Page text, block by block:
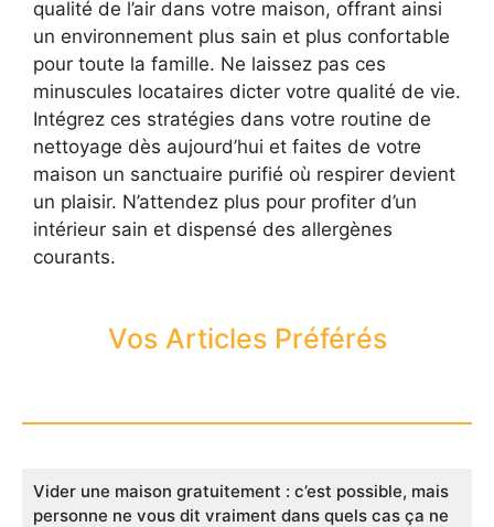
qualité de l’air dans votre maison, offrant ainsi
un environnement plus sain et plus confortable
pour toute la famille. Ne laissez pas ces
minuscules locataires dicter votre qualité de vie.
Intégrez ces stratégies dans votre routine de
nettoyage dès aujourd’hui et faites de votre
maison un sanctuaire purifié où respirer devient
un plaisir. N’attendez plus pour profiter d’un
intérieur sain et dispensé des allergènes
courants.
Vos Articles Préférés
Vider une maison gratuitement : c’est possible, mais
personne ne vous dit vraiment dans quels cas ça ne